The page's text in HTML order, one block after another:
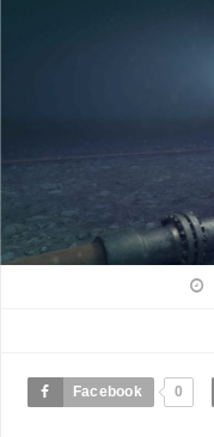
Facebook 0